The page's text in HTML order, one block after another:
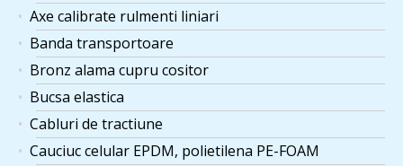
Axe calibrate rulmenti liniari
Banda transportoare
Bronz alama cupru cositor
Bucsa elastica
Cabluri de tractiune
Cauciuc celular EPDM, polietilena PE-FOAM